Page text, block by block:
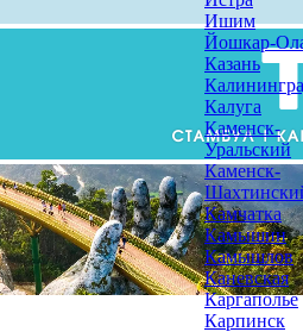
Ишим
Йошкар-
Казань
Калуга
Каменск-
Уральский
Каменск-
Камчатка
Камышин
Камышлов
Каневская
Каргаполье
Карпинск